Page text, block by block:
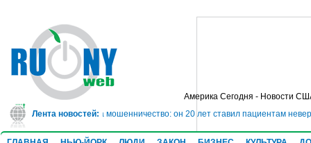
Америка Сегодня - Новости
Лента новостей:
в тюрьму на 10 лет за мошенничество: он 20 лет ставил пациентам